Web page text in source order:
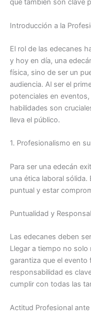
que también son clave
Introducción a la
El rol de las edecanes
y hoy en día, una
física, sino de ser un
audiencia. Al ser el
potenciales en
habilidades son
lleva el público.
1. Profesionalismo en
Para ser una edecán
una ética laboral
puntual y estar
Puntualidad y
Las edecanes deben
Llegar a tiempo no
garantiza que el evento
responsabilidad es
cumplir con todas las
Actitud Profesional ante